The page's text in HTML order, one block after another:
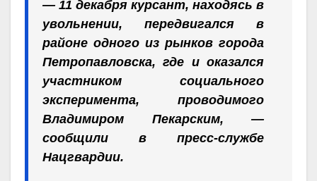
— 11 декабря курсант, находясь в
увольнении, передвигался в
районе одного из рынков города
Петропавловска, где и оказался
участником социального
эксперимента, проводимого
Владимиром Пекарским, —
сообщили в пресс-службе
Нацгвардии.